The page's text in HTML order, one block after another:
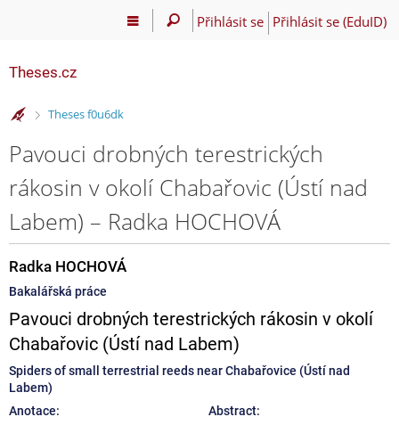
Přihlásit se Přihlásit se (EduID)
Theses.cz
>
Theses f0u6dk
Pavouci drobných terestrických
rákosin v okolí Chabařovic (Ústí nad
Labem) – Radka HOCHOVÁ
Radka HOCHOVÁ
Bakalářská práce
Pavouci drobných terestrických rákosin v okolí
Chabařovic (Ústí nad Labem)
Spiders of small terrestrial reeds near Chabařovice (Ústí nad
Labem)
Anotace:
Abstract: